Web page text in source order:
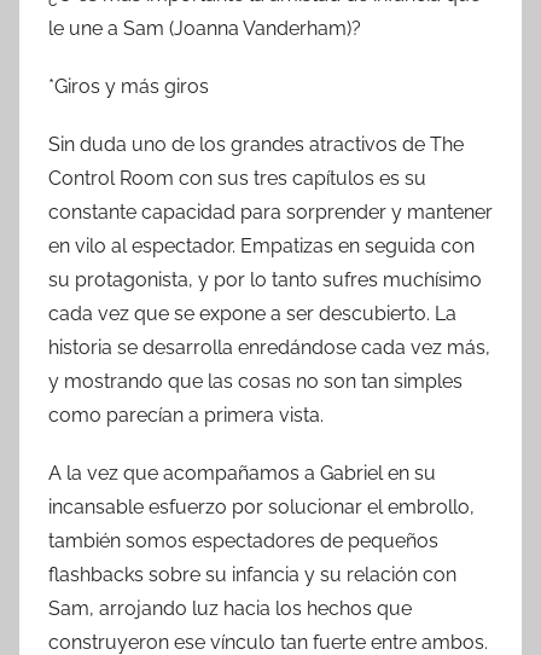
le une a Sam (Joanna Vanderham)?
*Giros y más giros
Sin duda uno de los grandes atractivos de The
Control Room con sus tres capítulos es su
constante capacidad para sorprender y mantener
en vilo al espectador. Empatizas en seguida con
su protagonista, y por lo tanto sufres muchísimo
cada vez que se expone a ser descubierto. La
historia se desarrolla enredándose cada vez más,
y mostrando que las cosas no son tan simples
como parecían a primera vista.
A la vez que acompañamos a Gabriel en su
incansable esfuerzo por solucionar el embrollo,
también somos espectadores de pequeños
flashbacks sobre su infancia y su relación con
Sam, arrojando luz hacia los hechos que
construyeron ese vínculo tan fuerte entre ambos.